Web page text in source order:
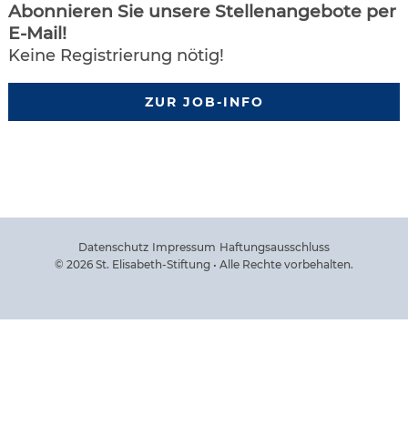
Abonnieren Sie unsere Stellenangebote per
E-Mail!
Keine Registrierung nötig!
ZUR JOB-INFO
Datenschutz Impressum Haftungsausschluss
© 2026 St. Elisabeth-Stiftung • Alle Rechte vorbehalten.